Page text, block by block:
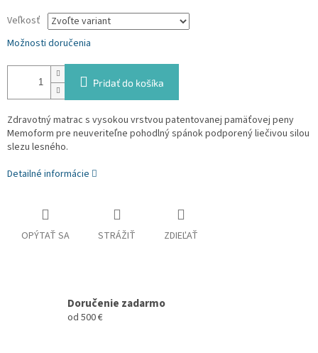
Veľkosť
Možnosti doručenia
Pridať do košíka
Zdravotný matrac s vysokou vrstvou patentovanej pamäťovej peny
Memoform pre neuveriteľne pohodlný spánok podporený liečivou silou
slezu lesného.
Detailné informácie
OPÝTAŤ SA STRÁŽIŤ ZDIEĽAŤ
Doručenie zadarmo
od 500 €